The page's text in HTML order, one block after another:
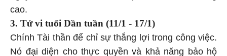
cao.
3. Tử vi tuổi Dần tuần (11/1 - 17/1)
Chính Tài thần để chỉ sự thắng lợi trong công việc.
Nó đại diện cho thực quyền và khả năng bảo hộ